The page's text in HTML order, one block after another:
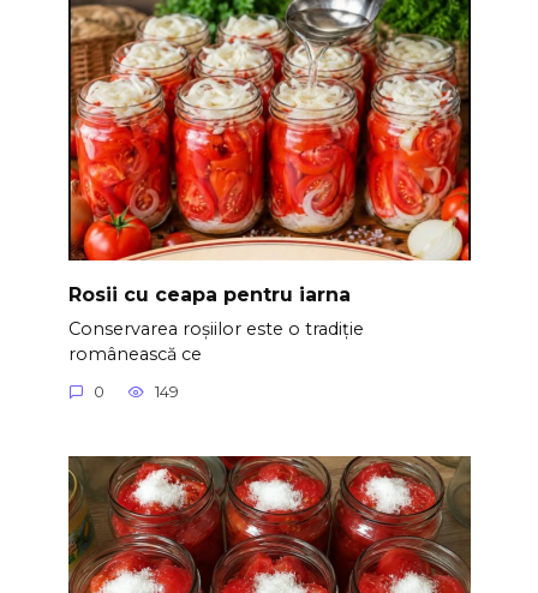
Rosii cu ceapa pentru iarna
Conservarea roșiilor este o tradiție
românească ce
0 149